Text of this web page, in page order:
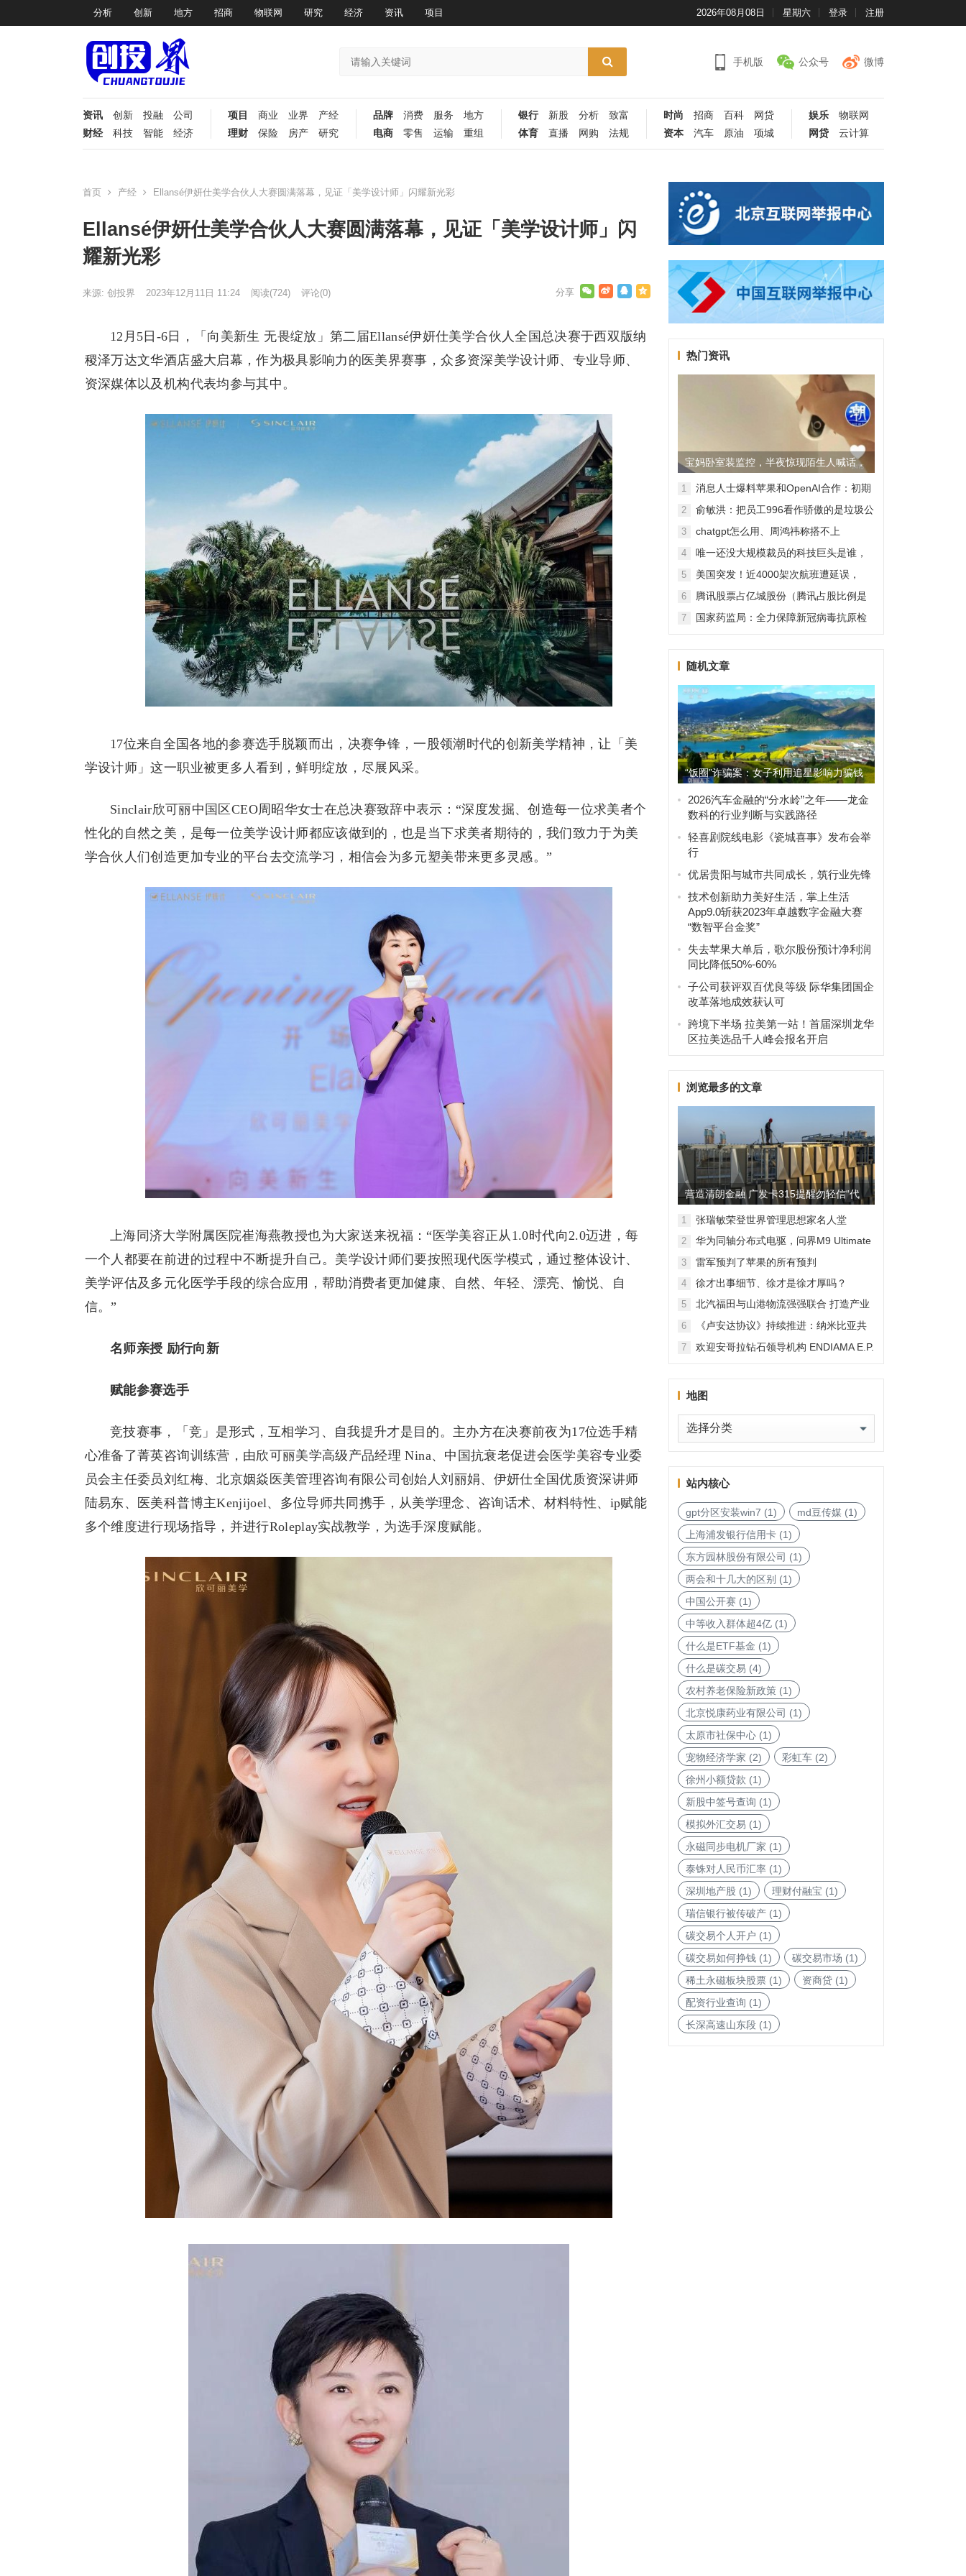
分析 创新 地方 招商 物联网 研究 经济 资讯 项目 2026年08月08日 星期六 登录 注册
手机版 公众号 微博
资讯 创新 投融
公司
财经
科技 智能 经济
项目 商业 业界
产经
理财
保险 房产 研究
品牌 消费 服务
地方
电商
零售 运输 重组
银行 新股 分析
致富
体育
直播 网购 法规
时尚 招商 百科
网贷
资本
汽车 原油 项城
娱乐
物联网
网贷
云计算
首页 产经 Ellansé伊妍仕美学合伙人大赛圆满落幕，见证「美学设计师」闪耀新光彩
Ellansé伊妍仕美学合伙人大赛圆满落幕，见证「美学设计师」闪
耀新光彩
来源: 创投界 2023年12月11日 11:24 阅读(724) 评论(0)
12月5日-6日，「向美新生 无畏绽放」第二届Ellansé伊妍仕美学合伙人全国总决赛于西双版纳
稷泽万达文华酒店盛大启幕，作为极具影响力的医美界赛事，众多资深美学设计师、专业导师、
资深媒体以及机构代表均参与其中。
17位来自全国各地的参赛选手脱颖而出，决赛争锋，一股领潮时代的创新美学精神，让「美
学设计师」这一职业被更多人看到，鲜明绽放，尽展风采。
Sinclair欣可丽中国区CEO周昭华女士在总决赛致辞中表示：“深度发掘、创造每一位求美者个
性化的自然之美，是每一位美学设计师都应该做到的，也是当下求美者期待的，我们致力于为美
学合伙人们创造更加专业的平台去交流学习，相信会为多元塑美带来更多灵感。”
上海同济大学附属医院崔海燕教授也为大家送来祝福：“医学美容正从1.0时代向2.0迈进，每
一个人都要在前进的过程中不断提升自己。美学设计师们要按照现代医学模式，通过整体设计、
美学评估及多元化医学手段的综合应用，帮助消费者更加健康、自然、年轻、漂亮、愉悦、自
信。”
名师亲授 励行向新
赋能参赛选手
竞技赛事，「竞」是形式，互相学习、自我提升才是目的。主办方在决赛前夜为17位选手精
心准备了菁英咨询训练营，由欣可丽美学高级产品经理 Nina、中国抗衰老促进会医学美容专业委
员会主任委员刘红梅、北京姻焱医美管理咨询有限公司创始人刘丽娟、伊妍仕全国优质资深讲师
陆易东、医美科普博主Kenjijoel、多位导师共同携手，从美学理念、咨询话术、材料特性、ip赋能
多个维度进行现场指导，并进行Roleplay实战教学，为选手深度赋能。
热门资讯
宝妈卧室装监控，半夜惊现陌生人喊话，
警方已介入调查
1
消息人士爆料苹果和OpenAI合作：初期
无现金交易、未来探索分成佣金
2
俞敏洪：把员工996看作骄傲的是垃圾公
司，建议24节气都放假
3
chatgpt怎么用、周鸿祎称搭不上
ChatGPT企业会被淘汰
4
唯一还没大规模裁员的科技巨头是谁，
苹果还能扛多久？
5
美国突发！近4000架次航班遭延误，
2000架次航班被取消
6
腾讯股票占亿城股份（腾讯占股比例是
怎样的？）
7
国家药监局：全力保障新冠病毒抗原检
随机文章
“饭圈”诈骗案：女子利用追星影响力骗钱
350万获刑
2026汽车金融的“分水岭”之年——龙金
数科的行业判断与实践路径
轻喜剧院线电影《瓷城喜事》发布会举
行
优居贵阳与城市共同成长，筑行业先锋
技术创新助力美好生活，掌上生活
App9.0斩获2023年卓越数字金融大赛
“数智平台金奖”
失去苹果大单后，歌尔股份预计净利润
同比降低50%-60%
子公司获评双百优良等级 际华集团国企
改革落地成效获认可
跨境下半场 拉美第一站！首届深圳龙华
区拉美选品千人峰会报名开启
浏览最多的文章
营造清朗金融 广发卡315提醒勿轻信“代
理维权”
1 张瑞敏荣登世界管理思想家名人堂
2
华为同轴分布式电驱，问界M9 Ultimate
背后的“车轮思想者”
3 雷军预判了苹果的所有预判
4 徐才出事细节、徐才是徐才厚吗？
5
北汽福田与山港物流强强联合 打造产业
融合新范本
6
《卢安达协议》持续推进：纳米比亚共
和国加入，印度宝石与珠宝出口促进委
员会与迪拜多种商品交易中心启动加入
7
欢迎安哥拉钻石领导机构 ENDIAMA E.P.
地图
地
图
站内核心
gpt分区安装win7 (1) md豆传媒(1)
上海浦发银行信用卡(1)
东方园林股份有限公司 (1)
两会和十几大的区别 (1)
中国公开赛(1)
中等收入群体超4亿(1)
什么是ETF基金 (1)
什么是碳交易 (4)
农村养老保险新政策(1)
北京悦康药业有限公司 (1)
太原市社保中心(1)
宠物经济学家 (2) 彩虹车(2)
徐州小额贷款 (1)
新股中签号查询 (1)
模拟外汇交易 (1)
永磁同步电机厂家 (1)
泰铢对人民币汇率(1)
深圳地产股 (1) 理财付融宝 (1)
瑞信银行被传破产(1)
碳交易个人开户 (1)
碳交易如何挣钱(1) 碳交易市场 (1)
稀土永磁板块股票(1) 资商贷(1)
配资行业查询 (1)
长深高速山东段(1)